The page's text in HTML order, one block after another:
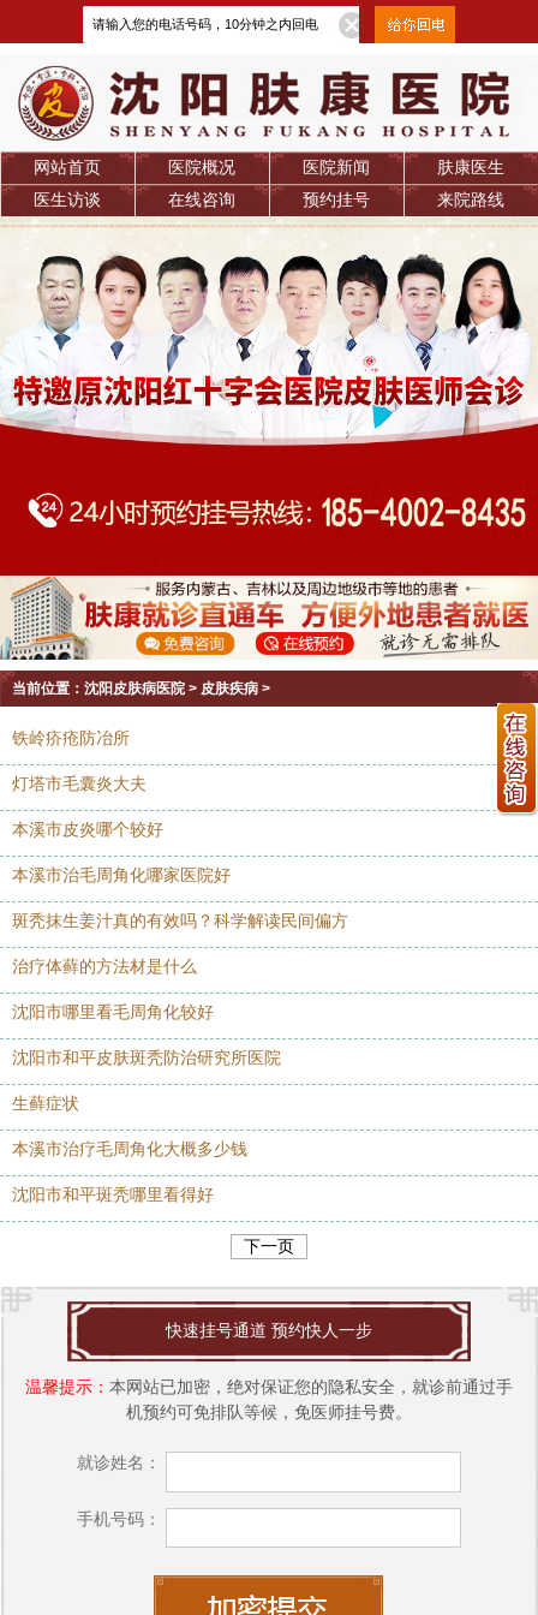
网站首页 医院概况 医院新闻
肤康医生
医生访谈
在线咨询 预约挂号 来院路线
当前位置： 沈阳皮肤病医院> 皮肤疾病>
铁岭疥疮防冶所
灯塔市毛囊炎大夫
本溪市皮炎哪个较好
本溪市治毛周角化哪家医院好
斑秃抹生姜汁真的有效吗？科学解读民间偏方
治疗体藓的方法材是什么
沈阳市哪里看毛周角化较好
沈阳市和平皮肤斑秃防治研究所医院
生藓症状
本溪市治疗毛周角化大概多少钱
沈阳市和平斑秃哪里看得好
下一页
快速挂号通道 预约快人一步
温馨提示： 本网站已加密，绝对保证您的隐私安全，就诊前通过手
机预约可免排队等候，免医师挂号费。
就诊姓名：
手机号码：